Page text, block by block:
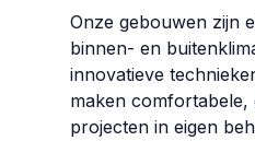
Onze gebouwen zijn
binnen- en
innovatieve
maken comfortabele,
projecten in eigen